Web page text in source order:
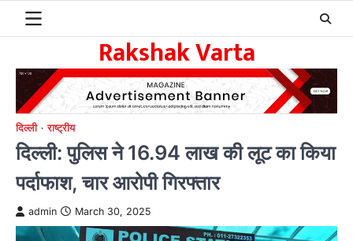
Rakshak Varta
दिल्ली राष्ट्रीय
दिल्ली: पुलिस ने 16.94 लाख की लूट का किया
पर्दाफाश, चार आरोपी गिरफ्तार
admin March 30, 2025